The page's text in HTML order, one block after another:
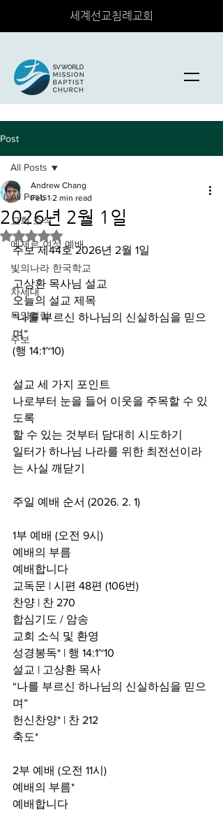
세계선교침례교회
Post
All Posts
교회 소식
에제르 여성 예배
빛의나라 한국학교
차세대
목양컬럼
주보
All Posts
2026년 2월 1일
Andrew Chang
Feb 1 2 min read
Rated NaN out of 5 stars.
주보 제44호 2026년 2월 1일
고상환 목사님 설교
오늘의 설교 제목
“나를 부르신 하나님의 신실하심을 믿으
며”
(행 14:1~10)
설교 세 가지 포인트
나로부터 눈을 들어 이웃을 주목할 수 있
도록
할 수 있는 것부터 담대히 시도하기
일터가 하나님 나라를 위한 최전선이라
는 사실 깨닫기
주일 예배 순서 (2026. 2. 1)
1부 예배 (오전 9시)
예배의 부름
예배합니다
교독문 | 시편 48편 (106번)
찬양 | 찬 270
합심기도 / 암송
교회 소식 및 환영
성경봉독* | 행 14:1~10
설교 | 고상환 목사
“나를 부르신 하나님의 신실하심을 믿으
며”
헌신찬양* | 찬 212
축도*
2부 예배 (오전 11시)
예배의 부름*
예배합니다